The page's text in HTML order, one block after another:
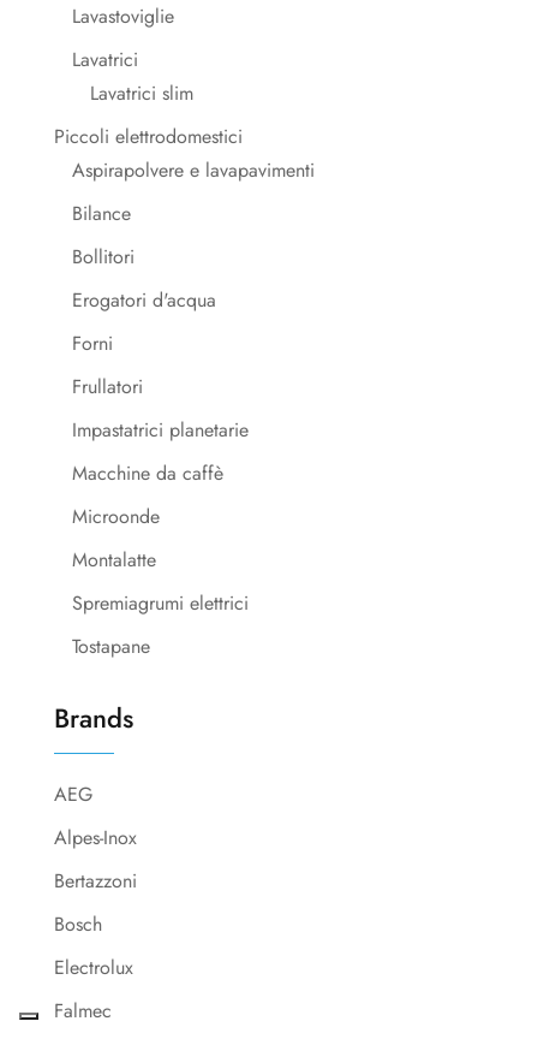
Lavastoviglie
Lavatrici
Lavatrici slim
Piccoli elettrodomestici
Aspirapolvere e lavapavimenti
Bilance
Bollitori
Erogatori d'acqua
Forni
Frullatori
Impastatrici planetarie
Macchine da caffè
Microonde
Montalatte
Spremiagrumi elettrici
Tostapane
Brands
AEG
Alpes-Inox
Bertazzoni
Bosch
Electrolux
Falmec